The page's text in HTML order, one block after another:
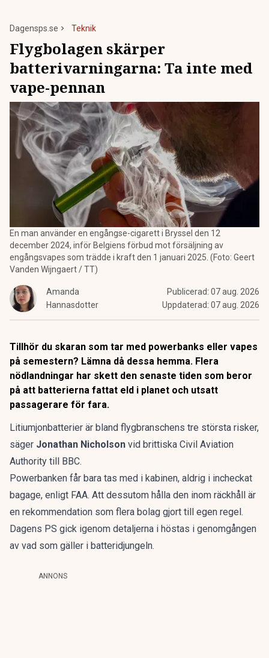
Dagensps.se Teknik
Flygbolagen skärper
batterivarningarna: Ta inte med
vape-pennan
En man använder en engångse-cigarett i Bryssel den 12
december 2024, inför Belgiens förbud mot försäljning av
engångsvapes som trädde i kraft den 1 januari 2025. (Foto: Geert
Vanden Wijngaert / TT)
Amanda
Hannasdotter
Publicerad: 07 aug. 2026
Uppdaterad: 07 aug. 2026
Tillhör du skaran som tar med powerbanks eller vapes
på semestern? Lämna då dessa hemma. Flera
nödlandningar har skett den senaste tiden som beror
på att batterierna fattat eld i planet och utsatt
passagerare för fara.
Litiumjonbatterier är bland flygbranschens tre största risker,
säger Jonathan Nicholson vid brittiska Civil Aviation
Authority till BBC.
Powerbanken får bara tas med i kabinen, aldrig i incheckat
bagage, enligt FAA. Att dessutom hålla den inom räckhåll är
en rekommendation som flera bolag gjort till egen regel.
Dagens PS gick igenom detaljerna i höstas i genomgången
av vad som gäller i batteridjungeln.
ANNONS